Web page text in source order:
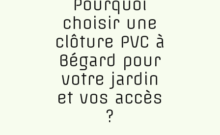
Pourquoi
choisir une
clôture PVC à
Bégard pour
votre jardin
et vos accès
?